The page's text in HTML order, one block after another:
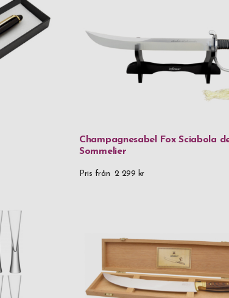
Xapron
Zippo
Material
90% återvunnet
Aluminium & metall
Aluminium & trä
Blyfritt kristallglas
Champagnesabel Fox Sciabola
Sommelier
Pris från 2 299 kr